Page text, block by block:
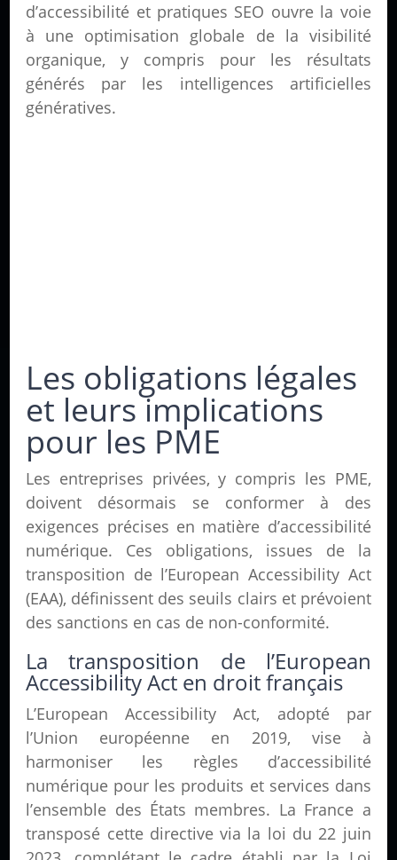
d’accessibilité et pratiques SEO ouvre la voie
à une optimisation globale de la visibilité
organique, y compris pour les résultats
générés par les intelligences artificielles
génératives.
Les obligations légales
et leurs implications
pour les PME
Les entreprises privées, y compris les PME,
doivent désormais se conformer à des
exigences précises en matière d’accessibilité
numérique. Ces obligations, issues de la
transposition de l’European Accessibility Act
(EAA), définissent des seuils clairs et prévoient
des sanctions en cas de non-conformité.
La transposition de l’European
Accessibility Act en droit français
L’European Accessibility Act, adopté par
l’Union européenne en 2019, vise à
harmoniser les règles d’accessibilité
numérique pour les produits et services dans
l’ensemble des États membres. La France a
transposé cette directive via la loi du 22 juin